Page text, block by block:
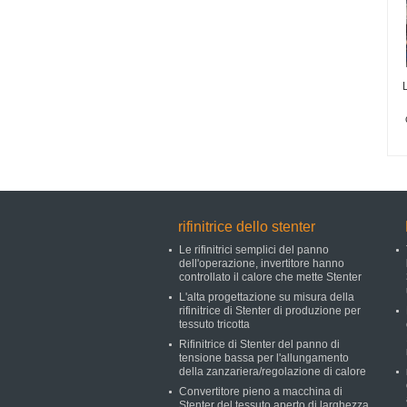
rifinitrice dello stenter
Le rifinitrici semplici del panno
dell'operazione, invertitore hanno
controllato il calore che mette Stenter
L'alta progettazione su misura della
rifinitrice di Stenter di produzione per
tessuto tricotta
Rifinitrice di Stenter del panno di
tensione bassa per l'allungamento
della zanzariera/regolazione di calore
Convertitore pieno a macchina di